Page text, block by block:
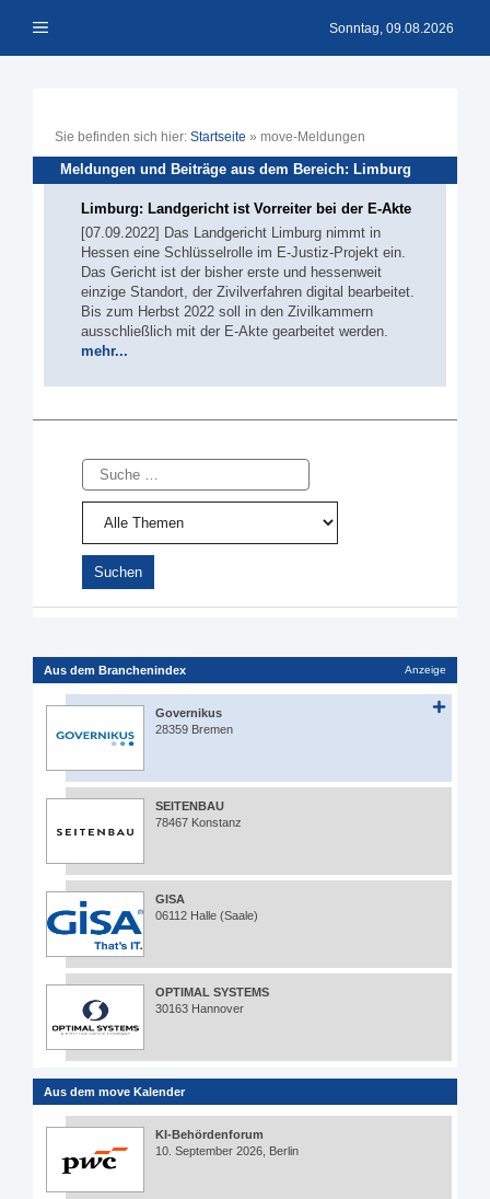
Inhalt Menü Sonntag, 09.08.2026
Sie befinden sich hier: Startseite » move-Meldungen
Meldungen und Beiträge aus dem Bereich: Limburg
Limburg: Landgericht ist Vorreiter bei der E-Akte
[07.09.2022] Das Landgericht Limburg nimmt in
Hessen eine Schlüsselrolle im E-Justiz-Projekt ein.
Das Gericht ist der bisher erste und hessenweit
einzige Standort, der Zivilverfahren digital bearbeitet.
Bis zum Herbst 2022 soll in den Zivilkammern
ausschließlich mit der E-Akte gearbeitet werden.
mehr...
Suche
Aus dem Branchenindex Anzeige
Governikus
28359 Bremen
SEITENBAU
78467 Konstanz
GISA
06112 Halle (Saale)
OPTIMAL SYSTEMS
30163 Hannover
Aus dem move Kalender
KI-Behördenforum
10. September 2026, Berlin